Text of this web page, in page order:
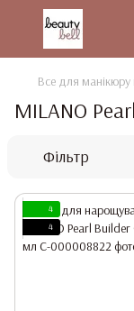
Все для манікюру
MILANO
Фільтр
4
4